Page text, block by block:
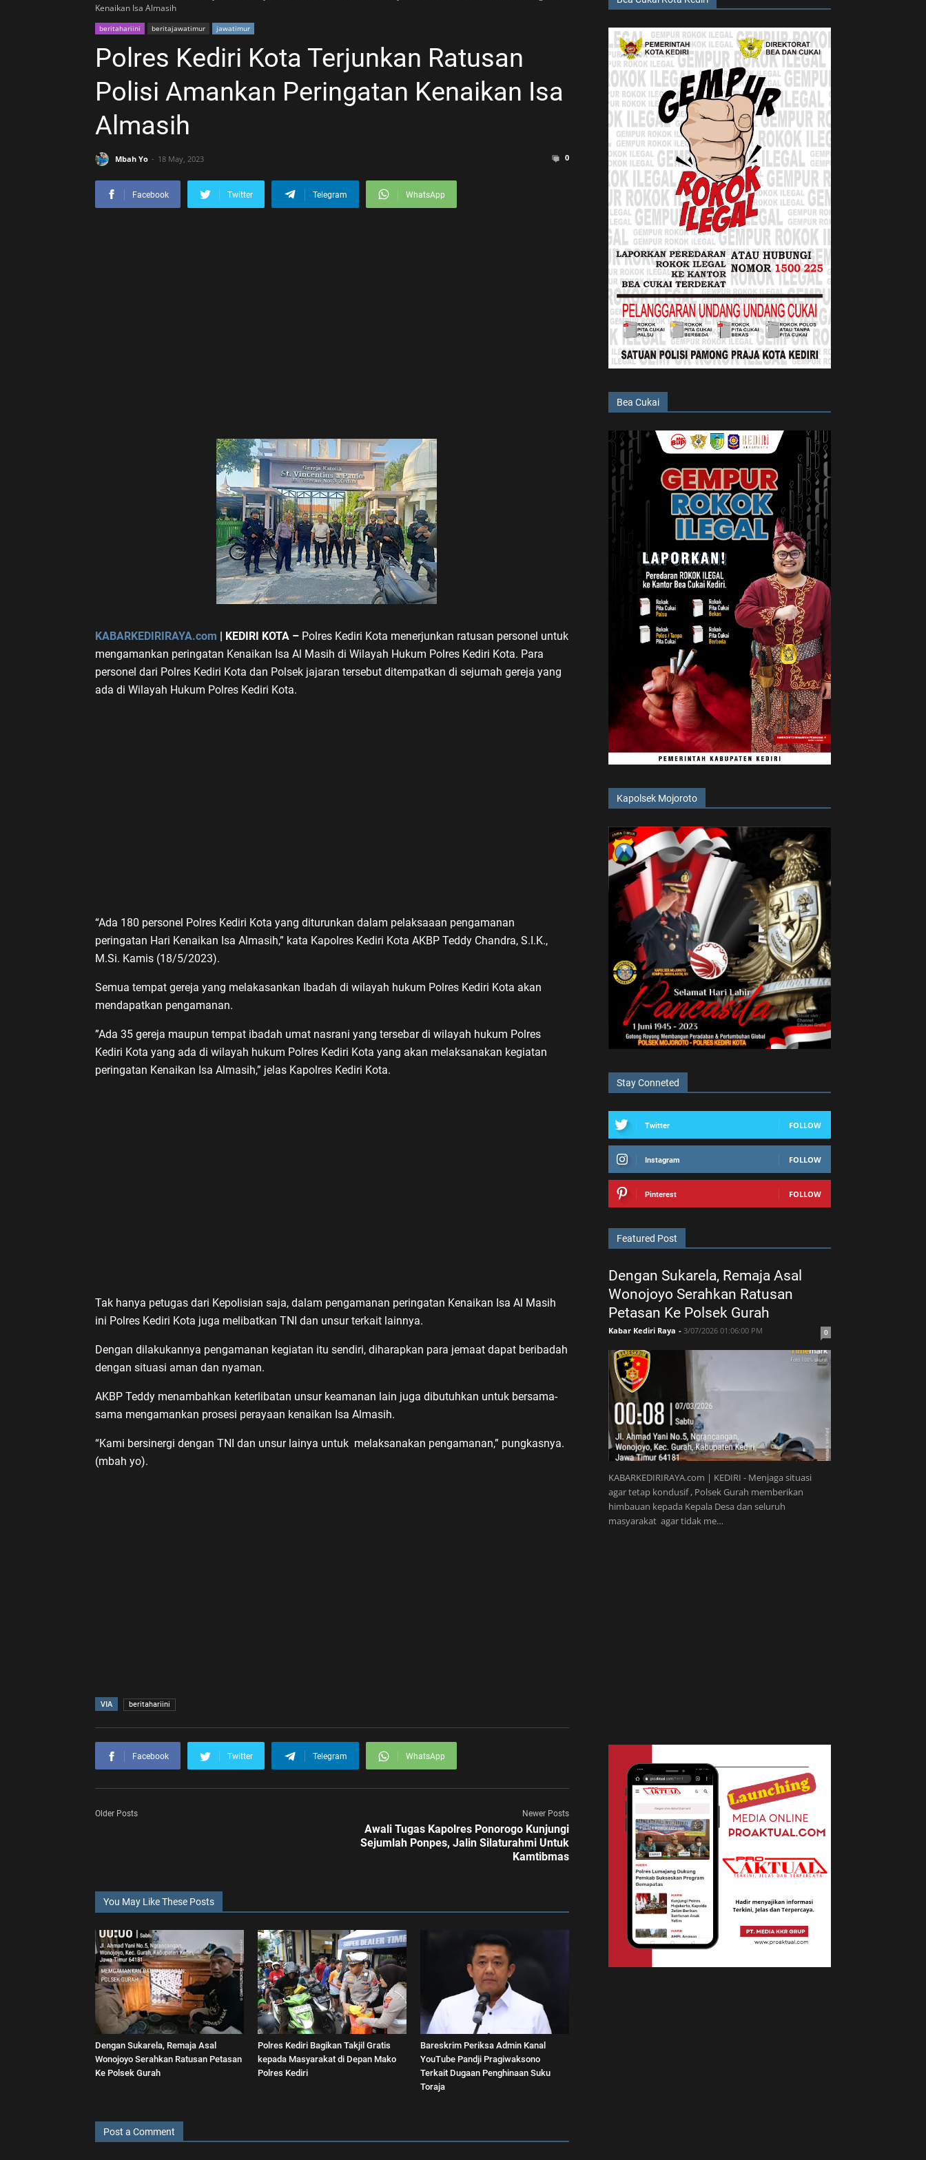
Kenaikan Isa Almasih
beritahariini beritajawatimur jawatimur
Polres Kediri Kota Terjunkan Ratusan
Polisi Amankan Peringatan Kenaikan Isa
Almasih
Mbah Yo 18 May, 2023 0
Facebook Twitter Telegram WhatsApp
KABARKEDIRIRAYA.com | KEDIRI KOTA – Polres Kediri Kota menerjunkan ratusan personel untuk
mengamankan peringatan Kenaikan Isa Al Masih di Wilayah Hukum Polres Kediri Kota. Para
personel dari Polres Kediri Kota dan Polsek jajaran tersebut ditempatkan di sejumah gereja yang
ada di Wilayah Hukum Polres Kediri Kota.
“Ada 180 personel Polres Kediri Kota yang diturunkan dalam pelaksaaan pengamanan
peringatan Hari Kenaikan Isa Almasih,” kata Kapolres Kediri Kota AKBP Teddy Chandra, S.I.K.,
M.Si. Kamis (18/5/2023).
Semua tempat gereja yang melakasankan Ibadah di wilayah hukum Polres Kediri Kota akan
mendapatkan pengamanan.
”Ada 35 gereja maupun tempat ibadah umat nasrani yang tersebar di wilayah hukum Polres
Kediri Kota yang ada di wilayah hukum Polres Kediri Kota yang akan melaksanakan kegiatan
peringatan Kenaikan Isa Almasih,” jelas Kapolres Kediri Kota.
Tak hanya petugas dari Kepolisian saja, dalam pengamanan peringatan Kenaikan Isa Al Masih
ini Polres Kediri Kota juga melibatkan TNI dan unsur terkait lainnya.
Dengan dilakukannya pengamanan kegiatan itu sendiri, diharapkan para jemaat dapat beribadah
dengan situasi aman dan nyaman.
AKBP Teddy menambahkan keterlibatan unsur keamanan lain juga dibutuhkan untuk bersama-
sama mengamankan prosesi perayaan kenaikan Isa Almasih.
“Kami bersinergi dengan TNI dan unsur lainya untuk melaksanakan pengamanan,” pungkasnya.
(mbah yo).
VIA beritahariini
Facebook Twitter Telegram WhatsApp
Older Posts Newer Posts
Awali Tugas Kapolres Ponorogo Kunjungi
Sejumlah Ponpes, Jalin Silaturahmi Untuk
Kamtibmas
You May Like These Posts
Dengan Sukarela, Remaja Asal
Wonojoyo Serahkan Ratusan Petasan
Ke Polsek Gurah
Polres Kediri Bagikan Takjil Gratis
kepada Masyarakat di Depan Mako
Polres Kediri
Bareskrim Periksa Admin Kanal
YouTube Pandji Pragiwaksono
Terkait Dugaan Penghinaan Suku
Toraja
Post a Comment
Bea Cukai
Kapolsek Mojoroto
Stay Conneted
Twitter FOLLOW
Instagram FOLLOW
Pinterest FOLLOW
Featured Post
Dengan Sukarela, Remaja Asal
Wonojoyo Serahkan Ratusan
Petasan Ke Polsek Gurah
Kabar Kediri Raya - 3/07/2026 01:06:00 PM 0
KABARKEDIRIRAYA.com | KEDIRI - Menjaga situasi
agar tetap kondusif , Polsek Gurah memberikan
himbauan kepada Kepala Desa dan seluruh
masyarakat agar tidak me…